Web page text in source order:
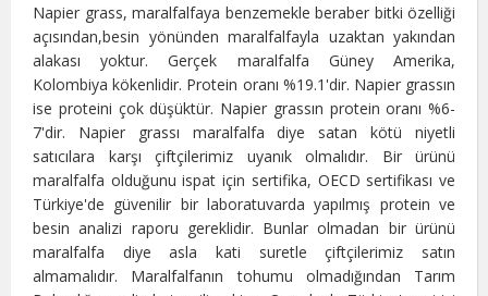
Napier grass, maralfalfaya benzemekle beraber bitki özelliği
açısından,besin yönünden maralfalfayla uzaktan yakından
alakası yoktur. Gerçek maralfalfa Güney Amerika,
Kolombiya kökenlidir. Protein oranı %19.1'dir. Napier grassın
ise proteini çok düşüktür. Napier grassın protein oranı %6-
7'dir. Napier grassı maralfalfa diye satan kötü niyetli
satıcılara karşı çiftçilerimiz uyanık olmalıdır. Bir ürünü
maralfalfa olduğunu ispat için sertifika, OECD sertifikası ve
Türkiye'de güvenilir bir laboratuvarda yapılmış protein ve
besin analizi raporu gereklidir. Bunlar olmadan bir ürünü
maralfalfa diye asla kati suretle çiftçilerimiz satın
almamalıdır. Maralfalfanın tohumu olmadığından Tarım